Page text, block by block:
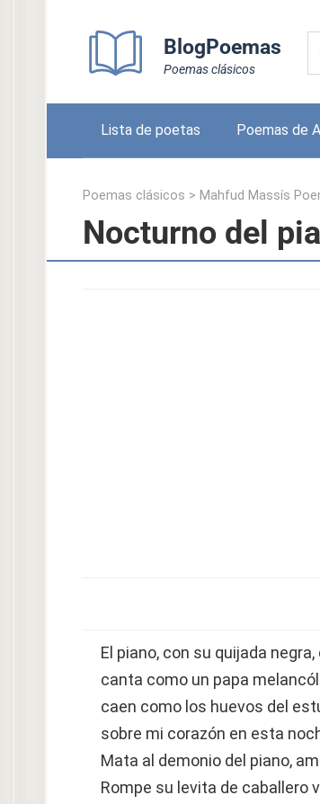
BlogPoemas
Poemas clásicos
Lista de poetas Poemas de
Poemas clásicos > Mahfud Massís
Nocturno del
El piano, con su quijada
canta como un papa
caen como los huevos del
sobre mi corazón en esta
Mata al demonio del piano,
Rompe su levita de caballero